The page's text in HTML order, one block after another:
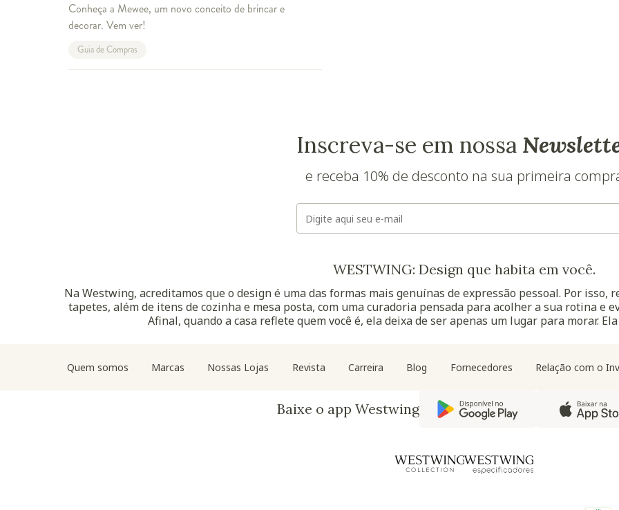
Conheça a Mewee, um novo conceito de brincar e
decorar. Vem ver!
Guia de Compras
Inscreva-se em nossa
e receba 10% de desconto na sua primeira
WESTWING: Design que habita em você.
Na Westwing, acreditamos que o design é uma das formas mais genuínas de expressão pessoal. Por isso,
tapetes, além de itens de cozinha e mesa posta, com uma curadoria pensada para acolher a sua rotina e
Afinal, quando a casa reflete quem você é, ela deixa de ser apenas um lugar para morar.
Navegação do rodapé
Quem somos Marcas Nossas Lojas Revista Carreira Blog Fornecedores Relação com o
Baixe o app Westwing